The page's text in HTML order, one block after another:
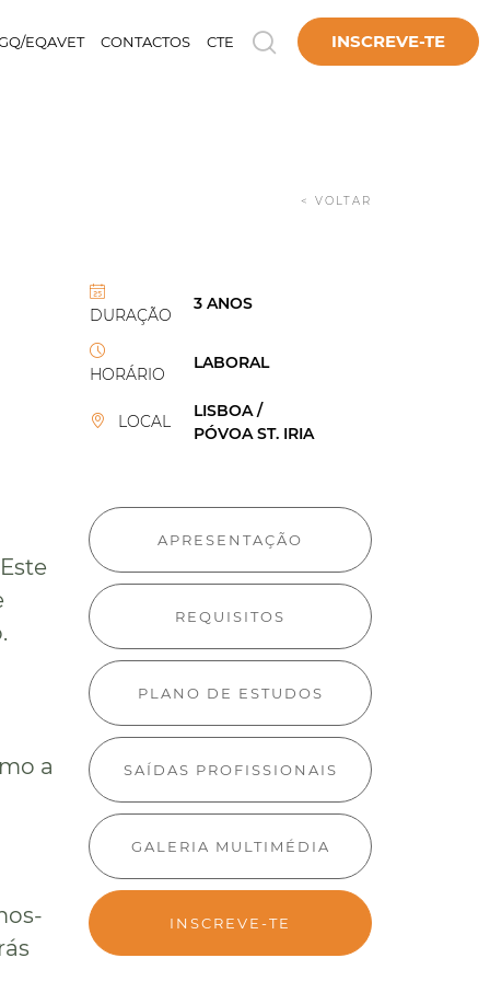
EQAVET CONTACTOS CTE INSCREVE-TE
< VOLTAR
DURAÇÃO
3 ANOS
HORÁRIO
LABORAL
LOCAL
LISBOA /
PÓVOA ST. IRIA
a
APRESENTAÇÃO
REQUISITOS
PLANO DE ESTUDOS
SAÍDAS PROFISSIONAIS
GALERIA MULTIMÉDIA
INSCREVE-TE